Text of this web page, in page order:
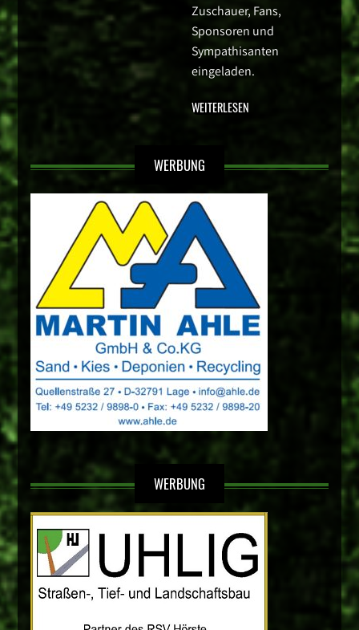
Zuschauer, Fans,
Sponsoren und
Sympathisanten
eingeladen.
WEITERLESEN
WERBUNG
WERBUNG